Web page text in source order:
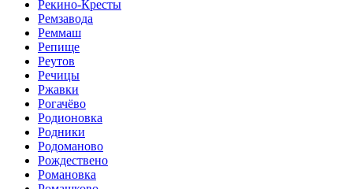
Рекино-Кресты
Ремзавода
Реммаш
Репище
Реутов
Речицы
Ржавки
Рогачёво
Родионовка
Родники
Родоманово
Рождествено
Романовка